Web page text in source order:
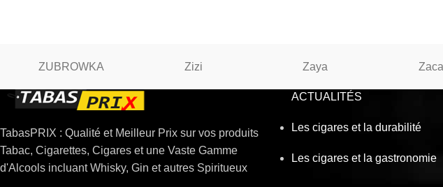
ZUBROWKA Zizi Zaya
TabasPRIX : Qualité et Meilleur Prix sur vos produits
Tabac, Cigarettes, Cigares et une Vaste Gamme
d'Alcools incluant Whisky, Gin et autres Spiritueux
ACTUALITÉS
Les cigares et la durabilité
Les cigares et la gastronomie